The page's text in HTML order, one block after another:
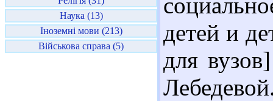
Наука (13)
Іноземні мови (213)
Військова справа (5)
детей и
для